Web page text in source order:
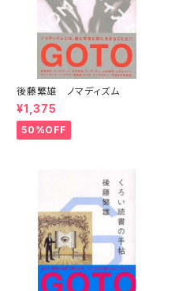
後藤繁雄 ノマディズム
¥1,375
50%OFF